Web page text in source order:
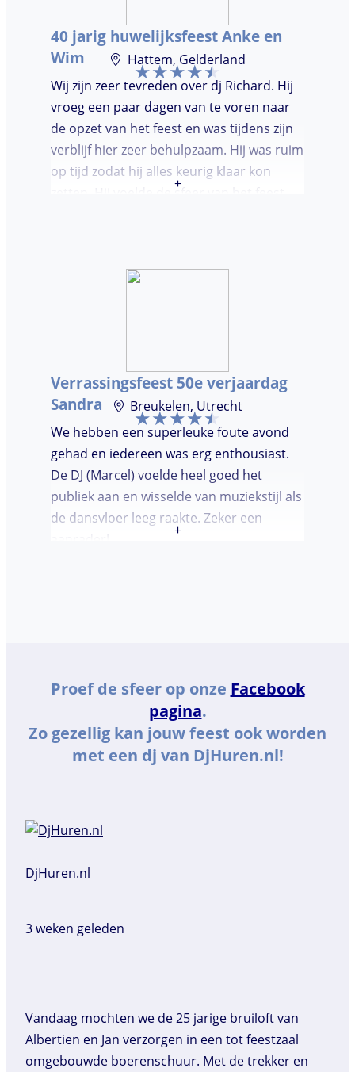
verzoeknummers aan te vragen.
40 jarig huwelijksfeest Anke en
Wim
Hattem, Gelderland
Wij zijn zeer tevreden over dj Richard. Hij
vroeg een paar dagen van te voren naar
de opzet van het feest en was tijdens zijn
verblijf hier zeer behulpzaam. Hij was ruim
op tijd zodat hij alles keurig klaar kon
zetten. Hij voelde de sfeer van het feest
goed is gedanst!
+
Verrassingsfeest 50e verjaardag
Sandra
Breukelen, Utrecht
We hebben een superleuke foute avond
gehad en iedereen was erg enthousiast.
De DJ (Marcel) voelde heel goed het
publiek aan en wisselde van muziekstijl als
de dansvloer leeg raakte. Zeker een
+
Proef de sfeer op onze Facebook
pagina.
Zo gezellig kan jouw feest ook worden
met een dj van DjHuren.nl!
DjHuren.nl️
3 weken geleden
Vandaag mochten we de 25 jarige bruiloft van
Albertien en Jan verzorgen in een tot feestzaal
omgebouwde boerenschuur. Met de trekker en